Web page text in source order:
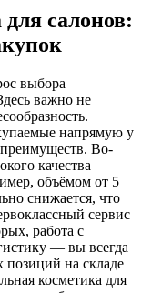
салонов:
выбора
важно не
напрямую у
Во-
качества
объёмом от 5
снижается, что
сервис
работа с
— вы всегда
на складе
косметика для